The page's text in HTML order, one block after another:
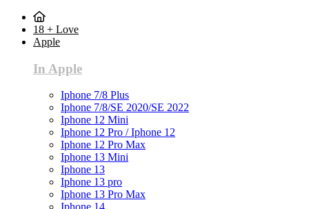
18 + Love
Apple
In Apple
Iphone 7/8 Plus
Iphone 7/8/SE 2020/SE 2022
Iphone 12 Mini
Iphone 12 Pro / Iphone 12
Iphone 12 Pro Max
Iphone 13 Mini
Iphone 13
Iphone 13 pro
Iphone 13 Pro Max